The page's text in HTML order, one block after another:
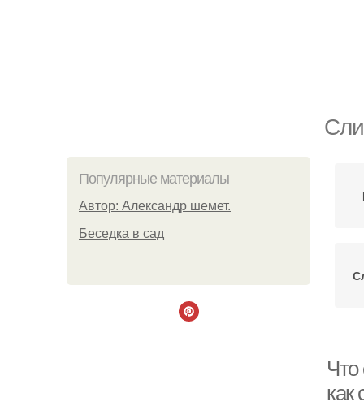
Популярные материалы
Автор: Александр шемет.
Беседка в сад
Что
как